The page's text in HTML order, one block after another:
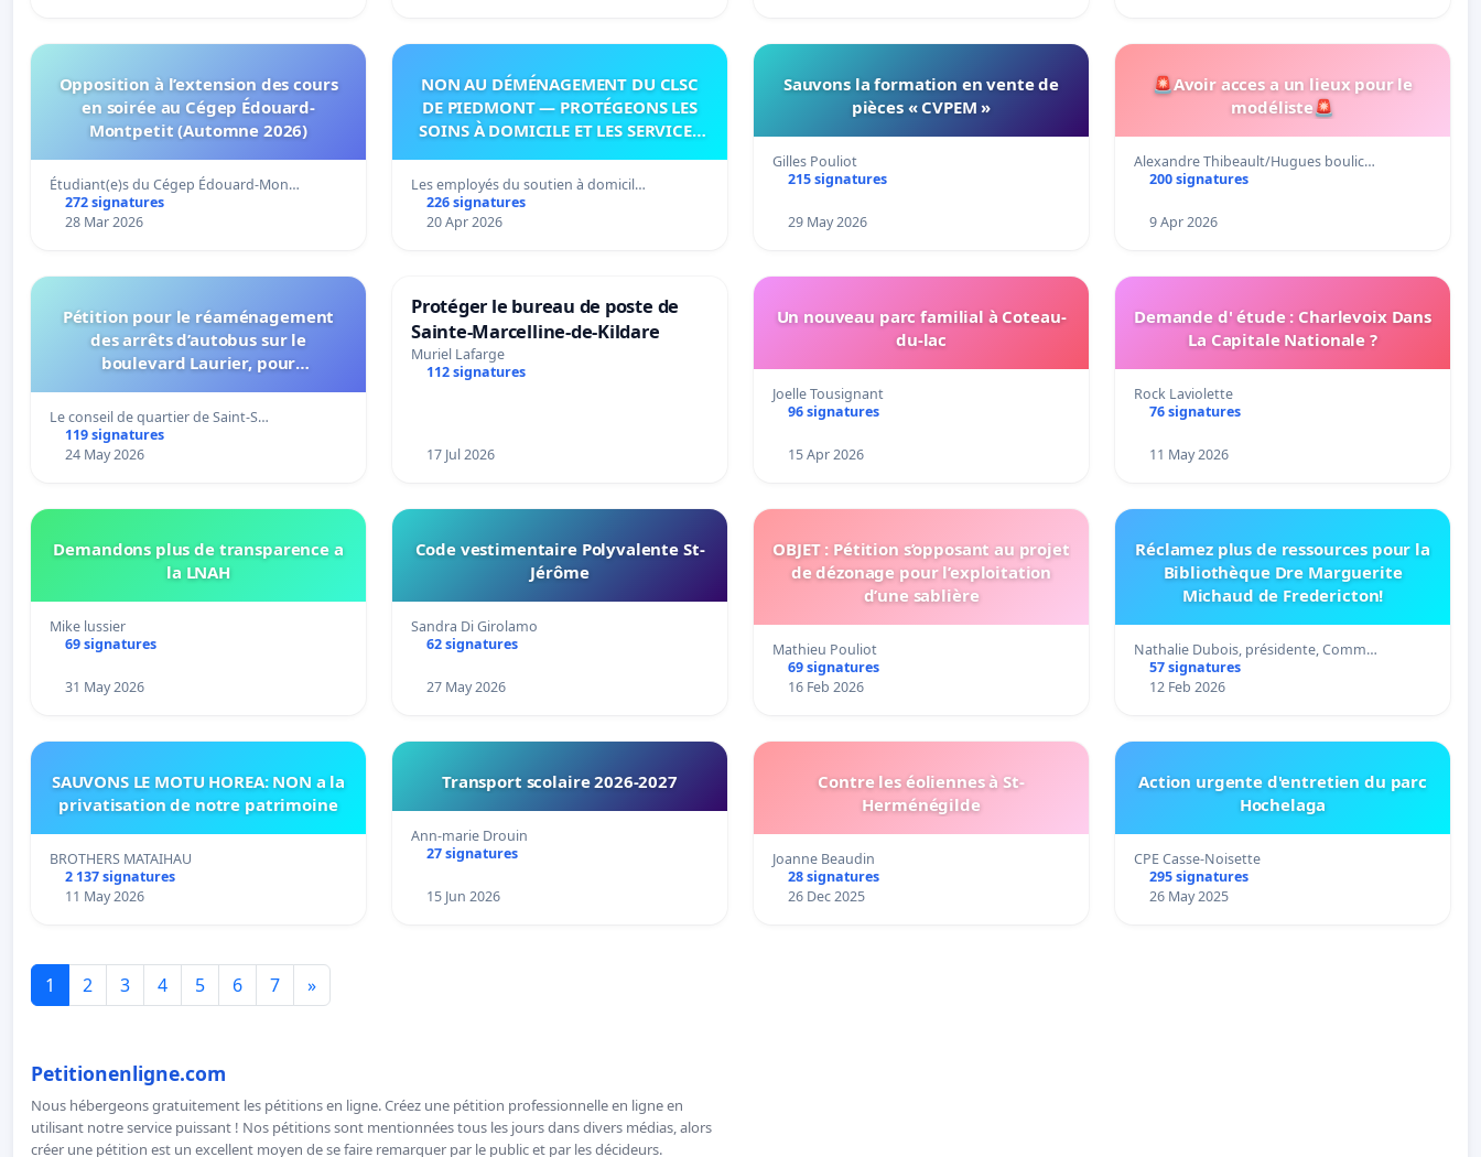
Opposition à l’extension des cours
en soirée au Cégep Édouard-
Montpetit (Automne 2026)
Étudiant(e)s du Cégep Édouard-Mon…
272 signatures
28 Mar 2026
NON AU DÉMÉNAGEMENT DU CLSC
DE PIEDMONT — PROTÉGEONS LES
SOINS À DOMICILE ET LES SERVICES
Les employés du soutien à domicil…
226 signatures
20 Apr 2026
Sauvons la formation en vente de
pièces « CVPEM »
Gilles Pouliot
215 signatures
29 May 2026
🚨Avoir acces a un lieux pour le
modéliste🚨
Alexandre Thibeault/Hugues boulic…
200 signatures
9 Apr 2026
Pétition pour le réaménagement
des arrêts d’autobus sur le
boulevard Laurier, pour
connexion 805-802 à établir
Le conseil de quartier de Saint-S…
119 signatures
24 May 2026
Protéger le bureau de poste de
Sainte-Marcelline-de-Kildare
Muriel Lafarge
112 signatures
17 Jul 2026
Un nouveau parc familial à Coteau-
du-lac
Joelle Tousignant
96 signatures
15 Apr 2026
Demande d' étude : Charlevoix Dans
La Capitale Nationale ?
Rock Laviolette
76 signatures
11 May 2026
Demandons plus de transparence a
la LNAH
Mike lussier
69 signatures
31 May 2026
Code vestimentaire Polyvalente St-
Jérôme
Sandra Di Girolamo
62 signatures
27 May 2026
OBJET : Pétition s’opposant au projet
de dézonage pour l’exploitation
d’une sablière
Mathieu Pouliot
69 signatures
16 Feb 2026
Réclamez plus de ressources pour la
Bibliothèque Dre Marguerite
Michaud de Fredericton!
Nathalie Dubois, présidente, Comm…
57 signatures
12 Feb 2026
SAUVONS LE MOTU HOREA: NON a la
privatisation de notre patrimoine
BROTHERS MATAIHAU
2 137 signatures
11 May 2026
Transport scolaire 2026-2027
Ann-marie Drouin
27 signatures
15 Jun 2026
Contre les éoliennes à St-
Herménégilde
Joanne Beaudin
28 signatures
26 Dec 2025
Action urgente d'entretien du parc
Hochelaga
CPE Casse-Noisette
295 signatures
26 May 2025
1 2 3 4 5 6 7 »
Petitionenligne.com
Nous hébergeons gratuitement les pétitions en ligne. Créez une pétition professionnelle en ligne en
utilisant notre service puissant ! Nos pétitions sont mentionnées tous les jours dans divers médias, alors
créer une pétition est un excellent moyen de se faire remarquer par le public et par les décideurs.